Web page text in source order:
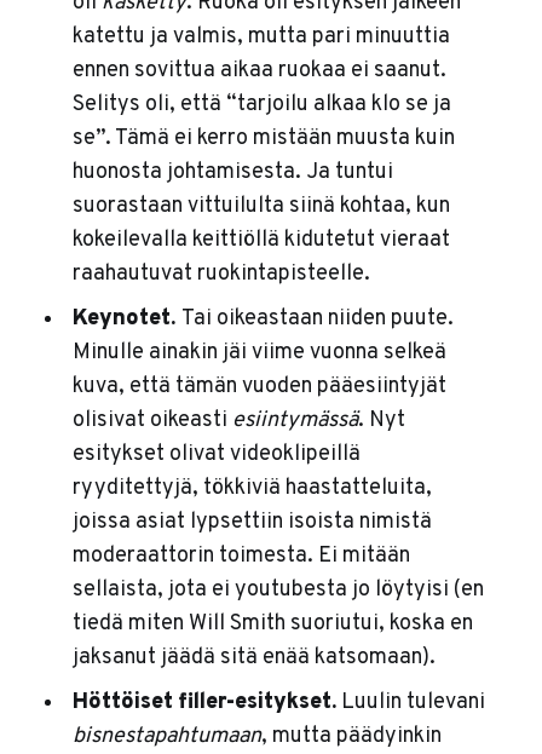
katettu ja valmis, mutta pari minuuttia
ennen sovittua aikaa ruokaa ei saanut.
Selitys oli, että “tarjoilu alkaa klo se ja
se”. Tämä ei kerro mistään muusta kuin
huonosta johtamisesta. Ja tuntui
suorastaan vittuilulta siinä kohtaa, kun
kokeilevalla keittiöllä kidutetut vieraat
raahautuvat ruokintapisteelle.
Keynotet. Tai oikeastaan niiden puute.
Minulle ainakin jäi viime vuonna selkeä
kuva, että tämän vuoden pääesiintyjät
olisivat oikeasti esiintymässä. Nyt
esitykset olivat videoklipeillä
ryyditettyjä, tökkiviä haastatteluita,
joissa asiat lypsettiin isoista nimistä
moderaattorin toimesta. Ei mitään
sellaista, jota ei youtubesta jo löytyisi (en
tiedä miten Will Smith suoriutui, koska en
jaksanut jäädä sitä enää katsomaan).
Höttöiset filler-esitykset.Luulin tulevani
bisnestapahtumaan, mutta päädyinkin